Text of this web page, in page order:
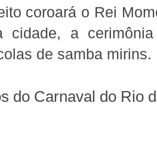
coroará o Rei
cidade, a
de samba mirins.
do Carnaval do Rio